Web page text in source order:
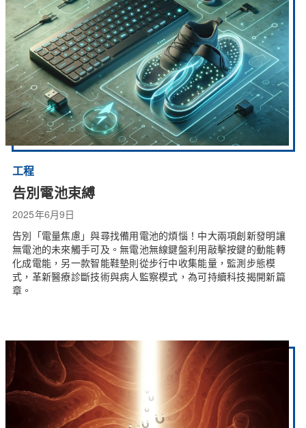
工程
告別電池束縛
2025年6月9日
告別「電量焦慮」與尋找備用電池的煩惱！中大兩項創新發明讓
無電池的未來觸手可及。無電池無線鍵盤利用敲擊按鍵的動能轉
化成電能，另一款智能鞋墊則從步行中收集能量，監測步態模
式，革新醫療診斷技術與病人監察模式，為可持續科技揭開新篇
章。